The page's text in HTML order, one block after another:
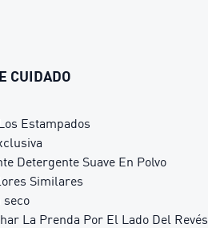
CUIDADO
Estampados
Detergente Suave En Polvo
Similares
La Prenda Por El Lado Del Revés